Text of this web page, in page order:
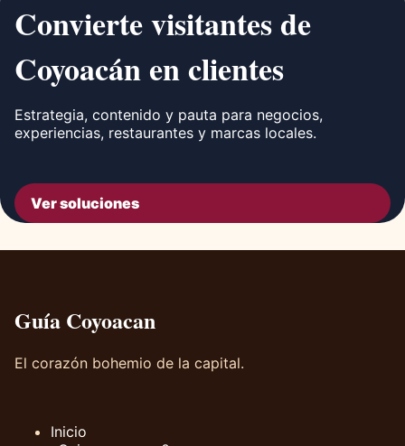
Convierte visitantes de
Coyoacán en clientes
Estrategia, contenido y pauta para negocios,
experiencias, restaurantes y marcas locales.
Ver soluciones
Guía Coyoacan
El corazón bohemio de la capital.
Inicio